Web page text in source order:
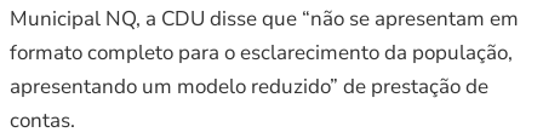
Municipal NQ, a CDU disse que “não se apresentam em
formato completo para o esclarecimento da população,
apresentando um modelo reduzido” de prestação de
contas.